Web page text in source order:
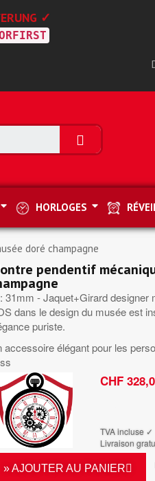
✓
HORLOGES
doré champagne
pendentif
31mm - Jaquet+Girard designer
dans le design du musée est
puriste.
accessoire élégant pour les
CHF
TVA incluse ✓
Livraison
» AJOUTER AU PANIER